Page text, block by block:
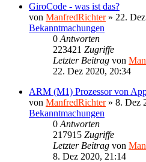
GiroCode - was ist das?
von ManfredRichter» 22.
Bekanntmachungen
0 Antworten
223421 Zugriffe
Letzter Beitrag von
22. Dez 2020, 20:34
ARM (M1) Prozessor von
von ManfredRichter» 8. Dez
Bekanntmachungen
0 Antworten
217915 Zugriffe
Letzter Beitrag von
8. Dez 2020, 21:14